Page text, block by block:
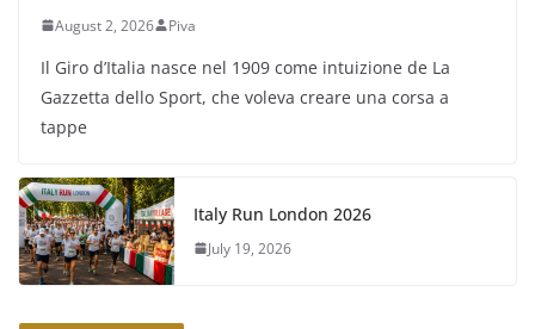
August 2, 2026 Piva
Il Giro d’Italia nasce nel 1909 come intuizione de La
Gazzetta dello Sport, che voleva creare una corsa a
tappe
Italy Run London 2026
July 19, 2026